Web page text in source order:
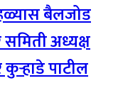
बैलजोड
अध्यक्ष
पाटील